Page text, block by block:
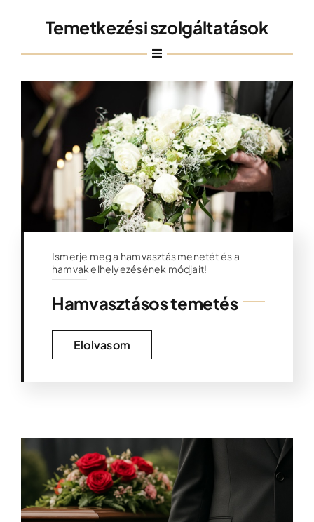
Időpontfoglalás
Temetkezési szolgáltatások
Ismerje meg a hamvasztás menetét és a
hamvak elhelyezésének módjait!
Hamvasztásos temetés
Elolvasom